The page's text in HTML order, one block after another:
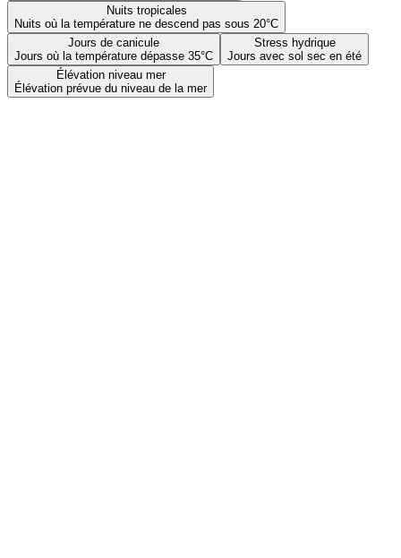
Nuits tropicales
Nuits où la température ne descend pas sous 20°C
Jours de canicule
Jours où la température dépasse 35°C
Stress hydrique
Jours avec sol sec en été
Élévation niveau mer
Élévation prévue du niveau de la mer